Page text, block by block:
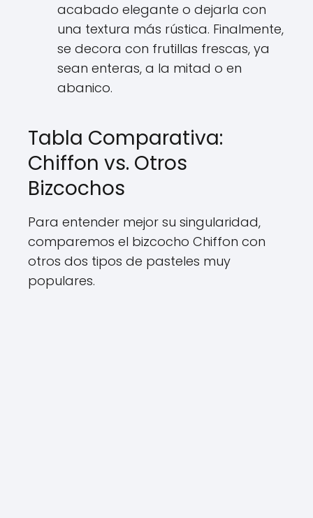
acabado elegante o dejarla con
una textura más rústica. Finalmente,
se decora con frutillas frescas, ya
sean enteras, a la mitad o en
abanico.
Tabla Comparativa:
Chiffon vs. Otros
Bizcochos
Para entender mejor su singularidad,
comparemos el bizcocho Chiffon con
otros dos tipos de pasteles muy
populares.